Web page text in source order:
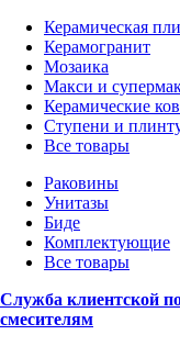
Керамическая
Керамогранит
Мозаика
Макси и
Керамические
Ступени и
Все товары
Раковины
Унитазы
Биде
Комплектующие
Все товары
Служба клиентской
смесителям